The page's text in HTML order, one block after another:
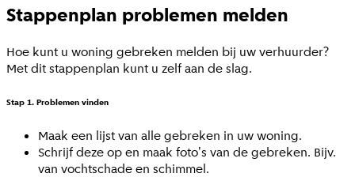
Stappenplan problemen melden
Hoe kunt u woning gebreken melden bij uw verhuurder?
Met dit stappenplan kunt u zelf aan de slag.
Stap 1. Problemen vinden
Maak een lijst van alle gebreken in uw woning.
Schrijf deze op en maak foto's van de gebreken. Bijv.
van vochtschade en schimmel.